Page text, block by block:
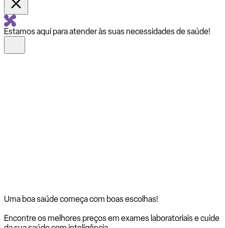
Estamos aqui para atender às suas necessidades de saúde!
Uma boa saúde começa com boas escolhas!
Encontre os melhores preços em exames laboratoriais e cuide